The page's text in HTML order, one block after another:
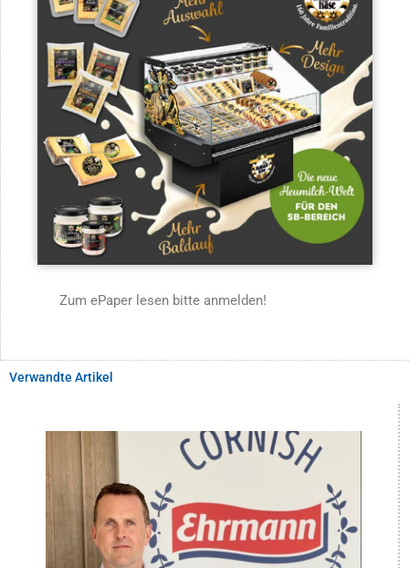
Zum ePaper lesen bitte anmelden!
Verwandte Artikel